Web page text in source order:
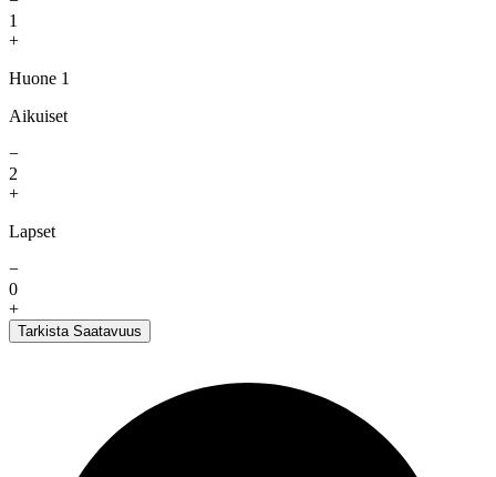
1
+
Huone 1
Aikuiset
−
2
+
Lapset
−
0
+
Tarkista Saatavuus